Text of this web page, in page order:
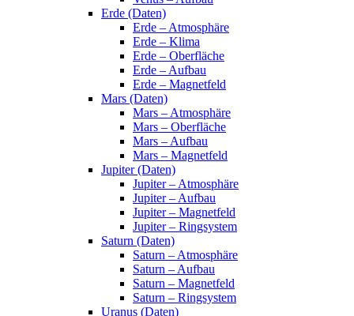
Erde (Daten)
Erde – Atmosphäre
Erde – Klima
Erde – Oberfläche
Erde – Aufbau
Erde – Magnetfeld
Mars (Daten)
Mars – Atmosphäre
Mars – Oberfläche
Mars – Aufbau
Mars – Magnetfeld
Jupiter (Daten)
Jupiter – Atmosphäre
Jupiter – Aufbau
Jupiter – Magnetfeld
Jupiter – Ringsystem
Saturn (Daten)
Saturn – Atmosphäre
Saturn – Aufbau
Saturn – Magnetfeld
Saturn – Ringsystem
Uranus (Daten)